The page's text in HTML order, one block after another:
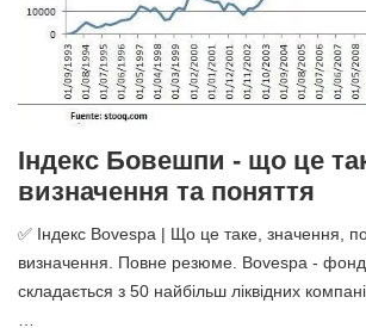
Індекс Бовешпи - що це
визначення та поняття
✅ Індекс Bovespa | Що це таке, значення,
визначення. Повне резюме. Bovespa -
складається з 50 найбільш ліквідних